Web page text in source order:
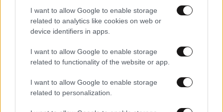
I want to allow Google to enable storage
related to analytics like cookies on web or
device identifiers in apps.
I want to allow Google to enable storage
related to functionality of the website or app.
I want to allow Google to enable storage
related to personalization.